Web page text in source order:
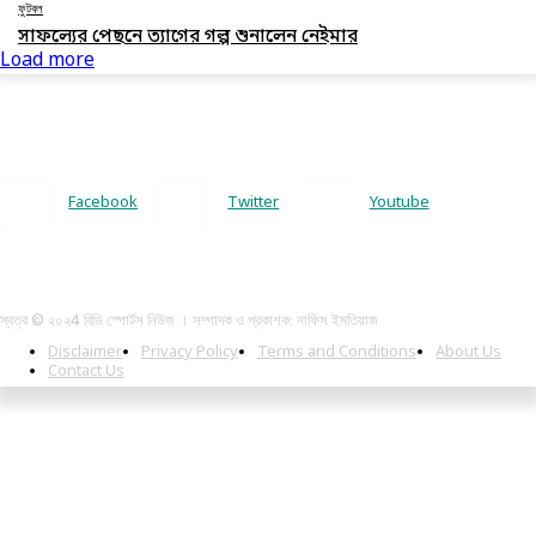
ফুটবল
সাফল্যের পেছনে ত্যাগের গল্প শুনালেন নেইমার
Load more
Facebook Twitter Youtube
স্বত্ব © ২০২4 বিডি স্পোর্টস নিউজ । সম্পাদক ও প্রকাশক: নাফিস ইমতিয়াজ
Disclaimer Privacy Policy Terms and Conditions
About Us
Contact Us